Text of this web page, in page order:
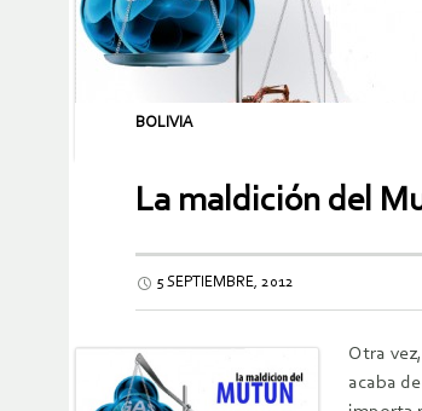
BOLIVIA
La maldición del
5 SEPTIEMBRE, 2012
Otra
acaba